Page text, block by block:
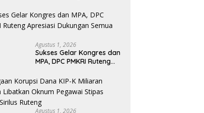
bagi OMK St. Imaculata
Galong, Kota Komba
Utara
Agustus 1, 2026
Sukses Gelar Kongres dan
MPA, DPC PMKRI Ruteng
Semua Pihak
Agustus 1, 2026